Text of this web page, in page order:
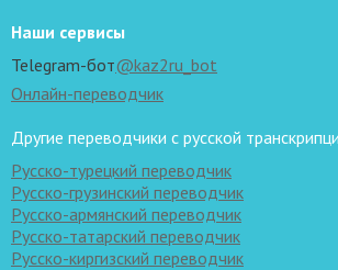
Наши сервисы
Telegram-бот@kaz2ru_bot
Онлайн-переводчик
Другие переводчики с русской
Русско-турецкий переводчик
Русско-грузинский переводчик
Русско-армянский переводчик
Русско-татарский переводчик
Русско-киргизский переводчик